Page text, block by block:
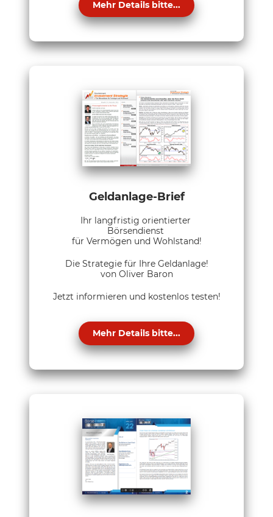
Mehr Details bitte...
Geldanlage-Brief
Ihr langfristig orientierter
Börsendienst
für Vermögen und Wohlstand!
Die Strategie für Ihre Geldanlage!
von Oliver Baron
Jetzt informieren und kostenlos testen!
Mehr Details bitte...